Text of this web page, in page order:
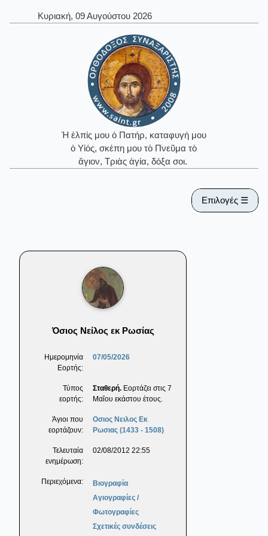
Κυριακή, 09 Αυγούστου 2026
Ἡ ἐλπίς μου ὁ Πατήρ, καταφυγή μου
ὁ Υἱός, σκέπη μου τὸ Πνεῦμα τὸ
ἅγιον, Τριὰς ἁγία, δόξα σοι.
Επιλογές ☰
Όσιος Νείλος εκ Ρωσίας
Ημερομηνία
Εορτής:
07/05/2026
Τύπος
εορτής:
Σταθερή. Εορτάζει στις 7
Μαΐου εκάστου έτους.
Άγιοι που
εορτάζουν:
Οσιος Νειλος Εκ
Ρωσιας (1433 - 1508)
Τελευταία
ενημέρωση:
02/08/2012 22:55
Περιεχόμενα:
Βιογραφία
Αγιογραφίες /
Φωτογραφίες
Σχετικές συνδέσεις